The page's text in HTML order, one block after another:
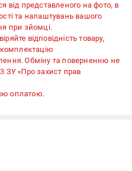
від представленого на фото, в
та налаштувань вашого
при зйомці.
відповідність товару,
комплектацію
Обміну та поверненню не
ЗУ «Про захист прав
оплатою.